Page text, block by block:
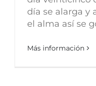
día se alarga y
el alma así se
Más información